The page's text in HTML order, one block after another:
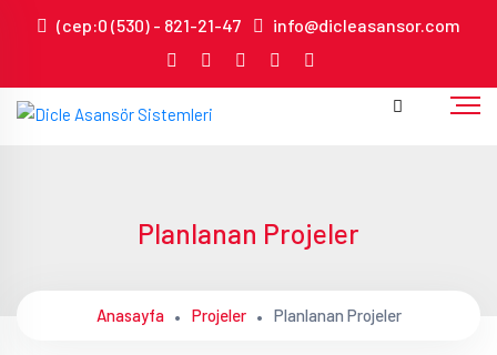
(cep:0 (530) - 821-21-47 info@dicleasansor.com
Planlanan Projeler
Anasayfa Projeler Planlanan Projeler